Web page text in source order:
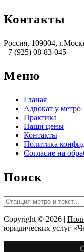
Контакты
Россия, 109004,
+7 (925) 08-83-045
Меню
Гланая
Адвокат у метро
Практика
Наши цены
Контакты
Политика
Согласие на
Поиск
Найти:
Copyright © 2026 |
юридических услуг